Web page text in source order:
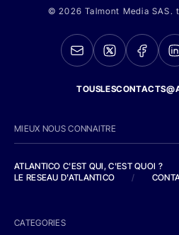
© 2026 Talmont Media SAS.
MIEUX NOUS CONNAITRE
ATLANTICO C'EST QUI, C'EST QUOI ?
LE RESEAU D'ATLANTICO
/
CATEGORIES